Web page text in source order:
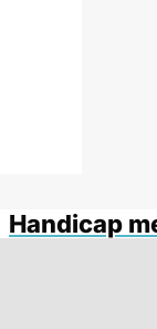
Handicap